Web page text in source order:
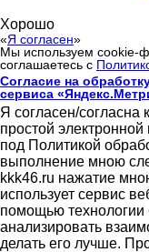
Хорошо
«Я согласен»
Мы используем cookie-
соглашаетесь с
Согласие на
сервиса
Я согласен/согласна
простой
под Политикой
выполнение мною
kkk46.ru нажатие
использует сервис
помощью технологии
анализировать
делать его лучше.